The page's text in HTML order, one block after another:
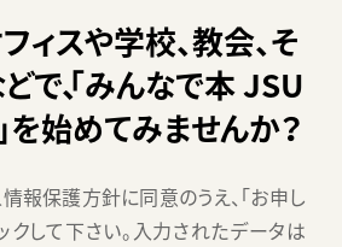
ィスや学校、教会、そ
で、「みんなで本 JSU
を始めてみませんか？
報保護方針に同意のうえ、「お申し
クして下さい。 入力されたデータは